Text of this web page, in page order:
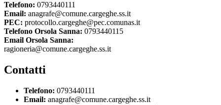
Telefono: 0793440111
Email: anagrafe@comune.cargeghe.ss.it
PEC: protocollo.cargeghe@pec.comunas.it
Telefono Orsola Sanna: 0793440115
Email Orsola Sanna:
ragioneria@comune.cargeghe.ss.it
Contatti
Telefono: 0793440111
Email: anagrafe@comune.cargeghe.ss.it